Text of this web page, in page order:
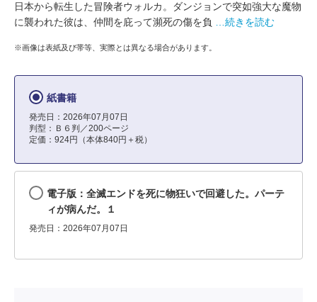
日本から転生した冒険者ウォルカ。ダンジョンで突如強大な魔物
に襲われた彼は、仲間を庇って瀕死の傷を負
…続きを読む
※画像は表紙及び帯等、実際とは異なる場合があります。
紙書籍
発売日：2026年07月07日
判型：Ｂ６判／200ページ
定価：924円（本体840円＋税）
電子版：全滅エンドを死に物狂いで回避した。パーテ
ィが病んだ。１
発売日：2026年07月07日